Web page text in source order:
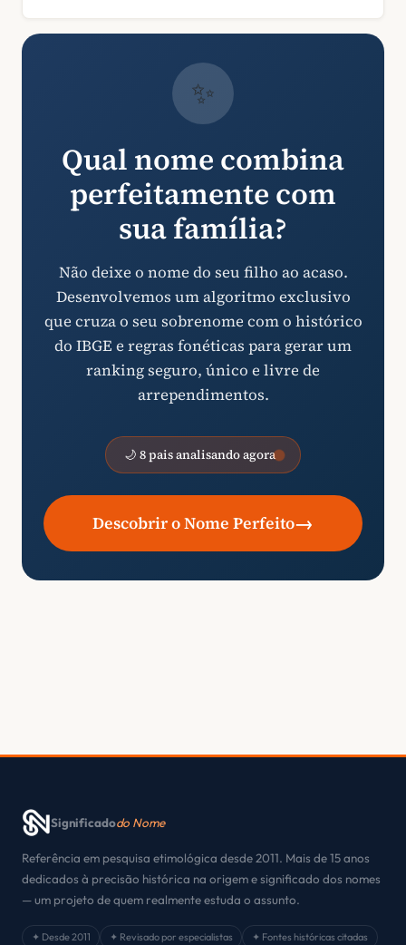
✨
Qual nome combina
perfeitamente com
sua família?
Não deixe o nome do seu filho ao acaso.
Desenvolvemos um algoritmo exclusivo
que cruza o seu sobrenome com o histórico
do IBGE e regras fonéticas para gerar um
ranking seguro, único e livre de
arrependimentos.
🌙 8 pais analisando agora
Descobrir o Nome Perfeito→
Significadodo Nome
Referência em pesquisa etimológica desde 2011. Mais de 15 anos
dedicados à precisão histórica na origem e significado dos nomes
— um projeto de quem realmente estuda o assunto.
✦ Desde 2011 ✦ Revisado por especialistas
✦ Fontes históricas citadas